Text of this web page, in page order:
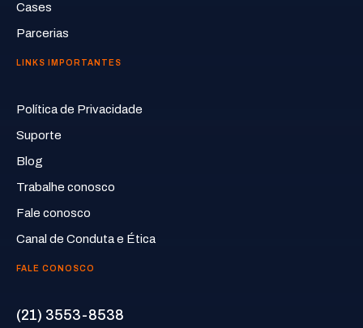
Cases
Parcerias
LINKS IMPORTANTES
Política de Privacidade
Suporte
Blog
Trabalhe conosco
Fale conosco
Canal de Conduta e Ética
FALE CONOSCO
(21) 3553-8538